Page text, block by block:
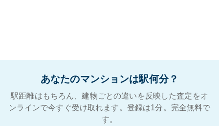
あなたのマンションは駅何分？
駅距離はもちろん、建物ごとの違いを反映した査定をオ
ンラインで今すぐ受け取れます。登録は1分。完全無料で
す。